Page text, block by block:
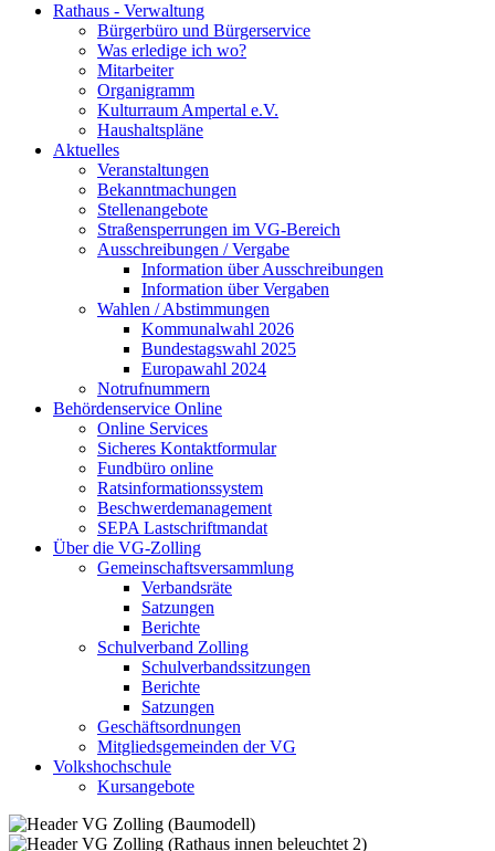
Rathaus - Verwaltung
Bürgerbüro und Bürgerservice
Was erledige ich wo?
Mitarbeiter
Organigramm
Kulturraum Ampertal e.V.
Haushaltspläne
Aktuelles
Veranstaltungen
Bekanntmachungen
Stellenangebote
Straßensperrungen im VG-Bereich
Ausschreibungen / Vergabe
Information über Ausschreibungen
Information über Vergaben
Wahlen / Abstimmungen
Kommunalwahl 2026
Bundestagswahl 2025
Europawahl 2024
Notrufnummern
Behördenservice Online
Online Services
Sicheres Kontaktformular
Fundbüro online
Ratsinformationssystem
Beschwerdemanagement
SEPA Lastschriftmandat
Über die VG-Zolling
Gemeinschaftsversammlung
Verbandsräte
Satzungen
Berichte
Schulverband Zolling
Schulverbandssitzungen
Berichte
Satzungen
Geschäftsordnungen
Mitgliedsgemeinden der VG
Volkshochschule
Kursangebote